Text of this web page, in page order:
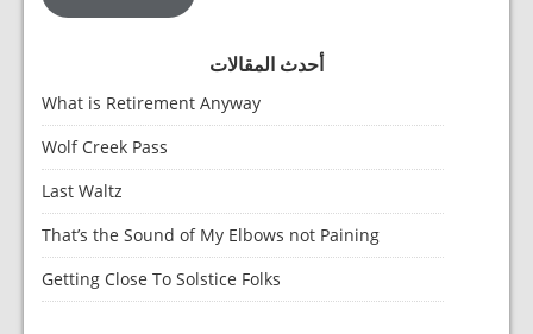
أحدث المقالات
What is Retirement Anyway
Wolf Creek Pass
Last Waltz
That’s the Sound of My Elbows not Paining
Getting Close To Solstice Folks